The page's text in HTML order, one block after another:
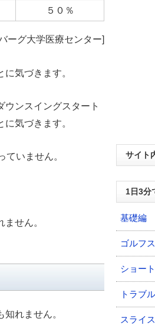
５０％
ーグ大学医療センター]
気づきます。
ンスイングスタート
気づきます。
いません。
せん。
れません。
サイト
1日3分
基礎編
ゴルフ
ショー
トラブ
スライ